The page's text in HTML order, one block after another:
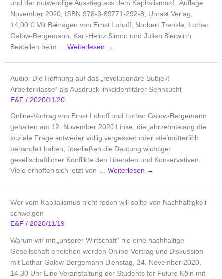
und der notwendige Ausstieg aus dem Kapitalismus1. Auflage
November 2020, ISBN 978-3-89771-292-8, Unrast Verlag,
14,00 € Mit Beiträgen von Ernst Lohoff, Norbert Trenkle, Lothar
Galow-Bergemann, Karl-Heinz Simon und Julian Bierwirth
Bestellen beim …Weiterlesen →
Audio: Die Hoffnung auf das „revolutionäre Subjekt
Arbeiterklasse“ als Ausdruck linksidentitärer Sehnsucht
E&F/ 2020/11/20
Online-Vortrag von Ernst Lohoff und Lothar Galow-Bergemann
gehalten am 12. November 2020 Linke, die jahrzehntelang die
soziale Frage entweder völlig vergessen oder stiefmütterlich
behandelt haben, überließen die Deutung wichtiger
gesellschaftlicher Konflikte den Liberalen und Konservativen.
Viele erhoffen sich jetzt von …Weiterlesen →
Wer vom Kapitalismus nicht reden will sollte von Nachhaltigkeit
schweigen
E&F/2020/11/19
Warum wir mit „unserer Wirtschaft“ nie eine nachhaltige
Gesellschaft erreichen werden Online-Vortrag und Diskussion
mit Lothar Galow-Bergemann Dienstag, 24. November 2020,
14.30 Uhr Eine Veranstaltung der Students for Future Köln mit